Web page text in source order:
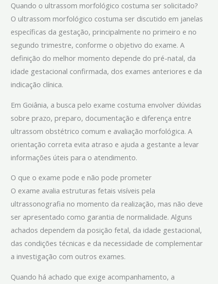
Quando o ultrassom morfológico costuma ser solicitado?
O ultrassom morfológico costuma ser discutido em janelas
específicas da gestação, principalmente no primeiro e no
segundo trimestre, conforme o objetivo do exame. A
definição do melhor momento depende do pré-natal, da
idade gestacional confirmada, dos exames anteriores e da
indicação clínica.
Em Goiânia, a busca pelo exame costuma envolver dúvidas
sobre prazo, preparo, documentação e diferença entre
ultrassom obstétrico comum e avaliação morfológica. A
orientação correta evita atraso e ajuda a gestante a levar
informações úteis para o atendimento.
O que o exame pode e não pode prometer
O exame avalia estruturas fetais visíveis pela
ultrassonografia no momento da realização, mas não deve
ser apresentado como garantia de normalidade. Alguns
achados dependem da posição fetal, da idade gestacional,
das condições técnicas e da necessidade de complementar
a investigação com outros exames.
Quando há achado que exige acompanhamento, a